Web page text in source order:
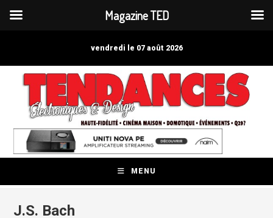
vendredi le 07 août 2026
MENU
J.S. Bach
Magazine TED